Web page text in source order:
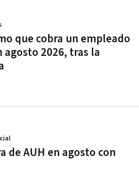
que cobra un empleado
agosto 2026, tras la
de AUH en agosto con